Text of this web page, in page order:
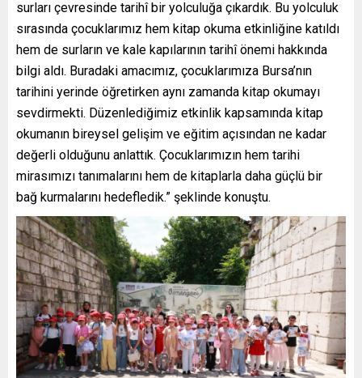
surları çevresinde tarihî bir yolculuğa çıkardık. Bu yolculuk
sırasında çocuklarımız hem kitap okuma etkinliğine katıldı
hem de surların ve kale kapılarının tarihî önemi hakkında
bilgi aldı. Buradaki amacımız, çocuklarımıza Bursa’nın
tarihini yerinde öğretirken aynı zamanda kitap okumayı
sevdirmekti. Düzenlediğimiz etkinlik kapsamında kitap
okumanın bireysel gelişim ve eğitim açısından ne kadar
değerli olduğunu anlattık. Çocuklarımızın hem tarihi
mirasımızı tanımalarını hem de kitaplarla daha güçlü bir
bağ kurmalarını hedefledik.” şeklinde konuştu.